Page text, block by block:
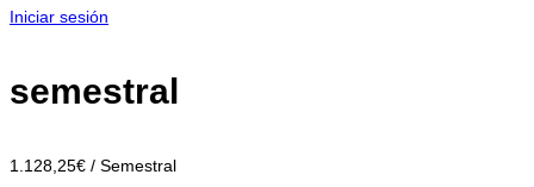
Iniciar sesión
semestral
1.128 ,25€ / Semestral